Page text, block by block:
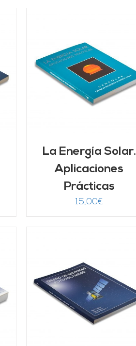
La Energía Solar.
Aplicaciones
Prácticas
15,00€